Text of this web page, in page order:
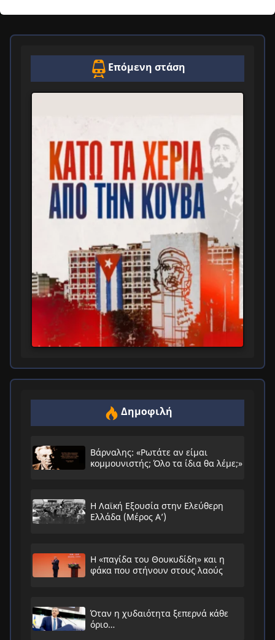
Επόμενη στάση
Δημοφιλή
Βάρναλης: «Ρωτάτε αν είμαι
κομμουνιστής; Όλο τα ίδια θα λέμε;»
Η Λαϊκή Εξουσία στην Ελεύθερη
Ελλάδα (Μέρος Α’)
Η «παγίδα του Θουκυδίδη» και η
φάκα που στήνουν στους λαούς
Όταν η χυδαιότητα ξεπερνά κάθε
όριο…